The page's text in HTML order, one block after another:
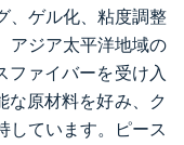
、ゲル化、粘度調整
アジア太平洋地域の
ファイバーを受け入
な原材料を好み、ク
しています。ピース